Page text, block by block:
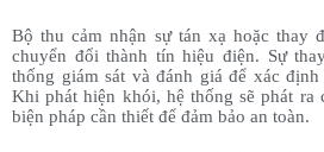
Bộ thu cảm nhận sự tán xạ hoặc thay
chuyển đổi thành tín hiệu điện. Sự
thống giám sát và đánh giá để xác
Khi phát hiện khói, hệ thống sẽ phát ra
biện pháp cần thiết để đảm bảo an toàn.